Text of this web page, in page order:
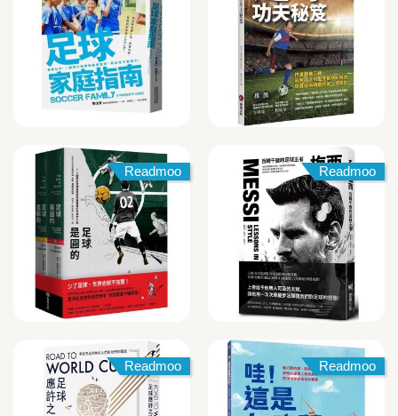
Readmoo Readmoo
Readmoo Readmoo